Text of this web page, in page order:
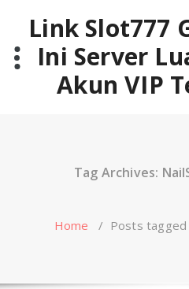
contentLink Slot777
Ini Server
Akun VIP
Tag Archives:
Home / Posts tagged